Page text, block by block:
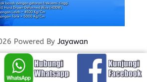
Powered By Jayawan